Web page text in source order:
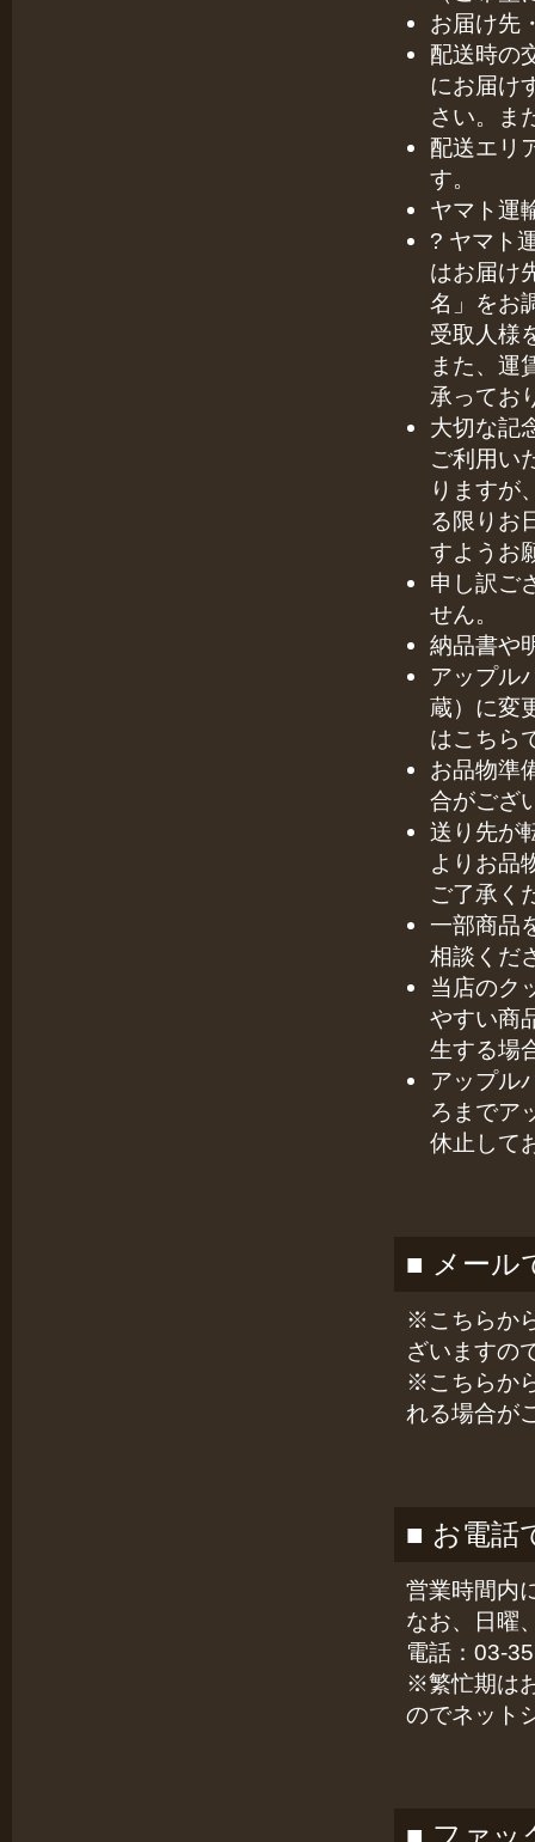
お届け先
配送時の
にお届け
さい。ま
配送エリ
す。
ヤマト運
? ヤマト
はお届け
名」をお
受取人様
また、運
承ってお
大切な記
ご利用い
りますが
る限りお
すようお
申し訳ご
せん。
納品書や
アップル
蔵）に変
はこちら
お品物準
合がござ
送り先が
よりお品
ご了承く
一部商品
相談くだ
当店のク
やすい商
生する場
アップル
ろまでア
休止して
■ メール
※こちらか
ざいますの
※こちらか
れる場合が
■ お電
営業時間内
なお、日曜
電話：03-
※繁忙期は
のでネット
■ ファ